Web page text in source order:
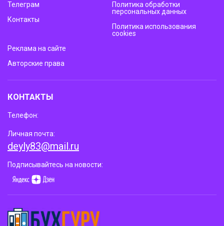
Телеграм
Контакты
Политика обработки
персональных данных
Политика использования
cookies
Реклама на сайте
Авторские права
КОНТАКТЫ
Телефон:
Личная почта:
deyly83@mail.ru
Подписывайтесь на новости: